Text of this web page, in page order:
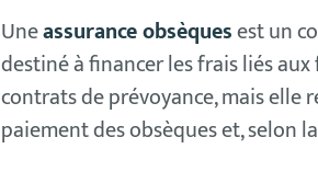
Uneassurance obsèquesest un
destiné à financer les frais liés
contrats de prévoyance, mais elle
paiement des obsèques et, selon